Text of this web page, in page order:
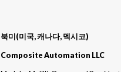
북미(미국,캐나다, 멕시코)
Composite Automation LLC